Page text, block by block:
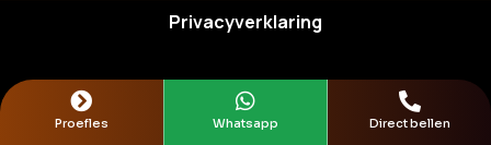
Privacyverklaring

Proefles

Whatsapp

Direct bellen